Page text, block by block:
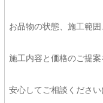
お品物の状態、施工範
施工内容と価格のご提案
安心してご相談くださ